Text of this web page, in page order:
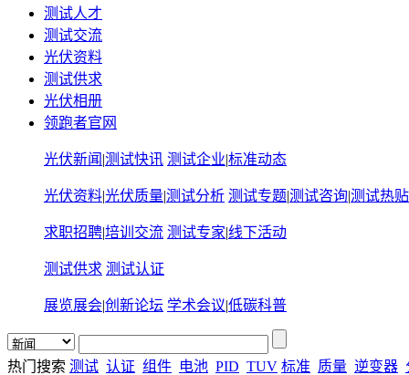
测试人才
测试交流
光伏资料
测试供求
光伏相册
领跑者官网
光伏新闻 |测试快讯 测试企业|标准动态
光伏资料|光伏质量|测试分析 测试专题|测试咨询|测试热贴
求职招聘|培训交流 测试专家|线下活动
测试供求 测试认证
展览展会|创新论坛 学术会议|低碳科普
热门搜索 测试 认证 组件 电池 PID TUV 标准 质量 逆变器